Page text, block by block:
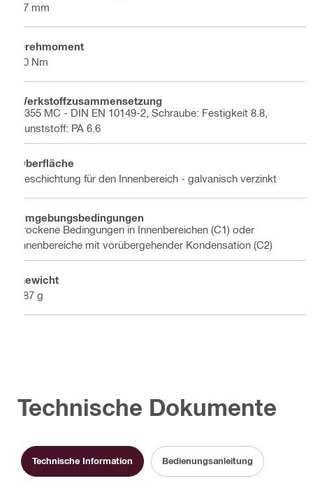
17 mm
Drehmoment
20 Nm
Werkstoffzusammensetzung
S355 MC - DIN EN 10149-2, Schraube: Festigkeit 8.8,
Kunststoff: PA 6.6
Oberfläche
Beschichtung für den Innenbereich - galvanisch verzinkt
Umgebungsbedingungen
Trockene Bedingungen in Innenbereichen (C1) oder
Innenbereiche mit vorübergehender Kondensation (C2)
Gewicht
187 g
Technische Dokumente
Technische Information Bedienungsanleitung